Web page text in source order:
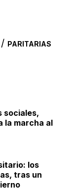
/ PARITARIAS
sociales,
la marcha al
los
tras un